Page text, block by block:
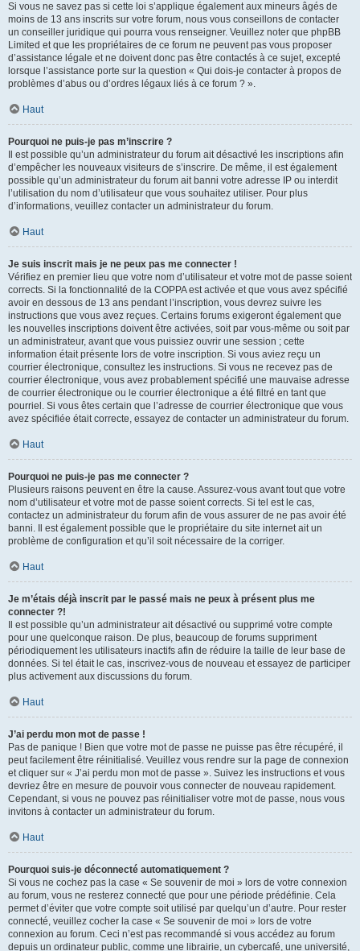
Si vous ne savez pas si cette loi s’applique également aux mineurs âgés de
moins de 13 ans inscrits sur votre forum, nous vous conseillons de contacter
un conseiller juridique qui pourra vous renseigner. Veuillez noter que phpBB
Limited et que les propriétaires de ce forum ne peuvent pas vous proposer
d’assistance légale et ne doivent donc pas être contactés à ce sujet, excepté
lorsque l’assistance porte sur la question « Qui dois-je contacter à propos de
problèmes d’abus ou d’ordres légaux liés à ce forum ? ».
Haut
Pourquoi ne puis-je pas m’inscrire ?
Il est possible qu’un administrateur du forum ait désactivé les inscriptions afin
d’empêcher les nouveaux visiteurs de s’inscrire. De même, il est également
possible qu’un administrateur du forum ait banni votre adresse IP ou interdit
l’utilisation du nom d’utilisateur que vous souhaitez utiliser. Pour plus
d’informations, veuillez contacter un administrateur du forum.
Haut
Je suis inscrit mais je ne peux pas me connecter !
Vérifiez en premier lieu que votre nom d’utilisateur et votre mot de passe soient
corrects. Si la fonctionnalité de la COPPA est activée et que vous avez spécifié
avoir en dessous de 13 ans pendant l’inscription, vous devrez suivre les
instructions que vous avez reçues. Certains forums exigeront également que
les nouvelles inscriptions doivent être activées, soit par vous-même ou soit par
un administrateur, avant que vous puissiez ouvrir une session ; cette
information était présente lors de votre inscription. Si vous aviez reçu un
courrier électronique, consultez les instructions. Si vous ne recevez pas de
courrier électronique, vous avez probablement spécifié une mauvaise adresse
de courrier électronique ou le courrier électronique a été filtré en tant que
pourriel. Si vous êtes certain que l’adresse de courrier électronique que vous
avez spécifiée était correcte, essayez de contacter un administrateur du forum.
Haut
Pourquoi ne puis-je pas me connecter ?
Plusieurs raisons peuvent en être la cause. Assurez-vous avant tout que votre
nom d’utilisateur et votre mot de passe soient corrects. Si tel est le cas,
contactez un administrateur du forum afin de vous assurer de ne pas avoir été
banni. Il est également possible que le propriétaire du site internet ait un
problème de configuration et qu’il soit nécessaire de la corriger.
Haut
Je m’étais déjà inscrit par le passé mais ne peux à présent plus me
connecter ?!
Il est possible qu’un administrateur ait désactivé ou supprimé votre compte
pour une quelconque raison. De plus, beaucoup de forums suppriment
périodiquement les utilisateurs inactifs afin de réduire la taille de leur base de
données. Si tel était le cas, inscrivez-vous de nouveau et essayez de participer
plus activement aux discussions du forum.
Haut
J’ai perdu mon mot de passe !
Pas de panique ! Bien que votre mot de passe ne puisse pas être récupéré, il
peut facilement être réinitialisé. Veuillez vous rendre sur la page de connexion
et cliquer sur « J’ai perdu mon mot de passe ». Suivez les instructions et vous
devriez être en mesure de pouvoir vous connecter de nouveau rapidement.
Cependant, si vous ne pouvez pas réinitialiser votre mot de passe, nous vous
invitons à contacter un administrateur du forum.
Haut
Pourquoi suis-je déconnecté automatiquement ?
Si vous ne cochez pas la case « Se souvenir de moi » lors de votre connexion
au forum, vous ne resterez connecté que pour une période prédéfinie. Cela
permet d’éviter que votre compte soit utilisé par quelqu’un d’autre. Pour rester
connecté, veuillez cocher la case « Se souvenir de moi » lors de votre
connexion au forum. Ceci n’est pas recommandé si vous accédez au forum
depuis un ordinateur public, comme une librairie, un cybercafé, une université,